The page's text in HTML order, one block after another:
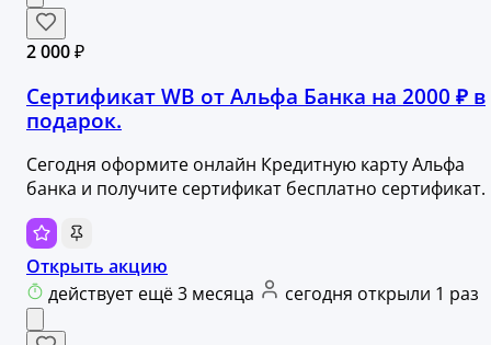
2 000 ₽
Cертификат WB от Альфа Банка на 2000 ₽ в
подарок.
Сегодня оформите онлайн Кредитную карту Альфа
банка и получите сертификат бесплатно сертификат.
Открыть акцию
действует ещё 3 месяца
сегодня открыли 1 раз